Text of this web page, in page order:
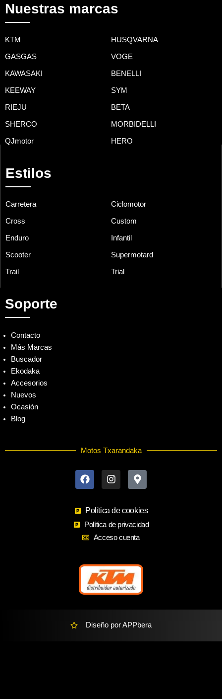
Nuestras marcas
KTM HUSQVARNA
GASGAS VOGE
KAWASAKI BENELLI
KEEWAY SYM
RIEJU BETA
SHERCO MORBIDELLI
QJmotor HERO
Estilos
Carretera Ciclomotor
Cross Custom
Enduro Infantil
Scooter Supermotard
Trail Trial
Soporte
Contacto
Más Marcas
Buscador
Ekodaka
Accesorios
Nuevos
Ocasión
Blog
Motos Txarandaka
a
c
e
o
o
k
n
s
t
g
r
a
m
a
p
-
a
r
k
e
a
Política de cookies
Política de privacidad
Acceso cuenta
Diseño por APPbera